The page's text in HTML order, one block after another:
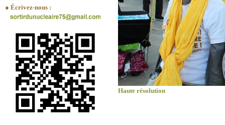
● Écrivez-nous :
Haute résolution